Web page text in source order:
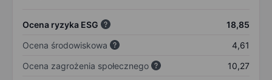
Ocena ryzyka ESG
18,85
Ocena środowiskowa
4,61
Ocena zagrożenia społecznego
10,27